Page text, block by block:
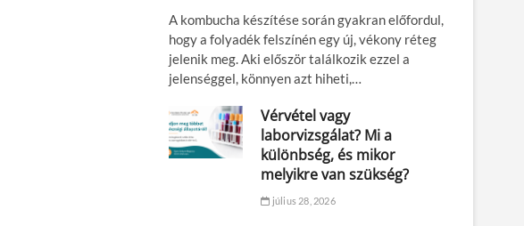
A kombucha készítése során gyakran előfordul,
hogy a folyadék felszínén egy új, vékony réteg
jelenik meg. Aki először találkozik ezzel a
jelenséggel, könnyen azt hiheti,…
Vérvétel vagy
laborvizsgálat? Mi a
különbség, és mikor
melyikre van szükség?
július 28, 2026